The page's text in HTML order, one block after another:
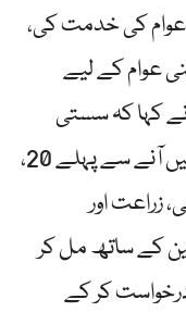
عوام کی خدمت کی،
عوام کے لیے
کہا کہ سستی
بجلی کے منصوبے لگائے، حکومت میں آنے سے پہلے 20،
زراعت اور
چین کے ساتھ مل کر
کر کے